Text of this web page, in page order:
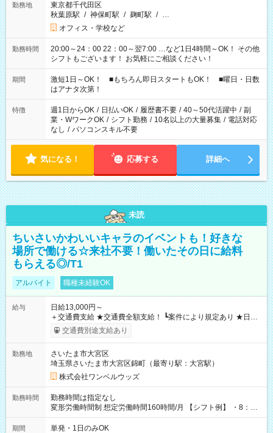
勤務地
東京都千代田区
秋葉原駅 / 神保町駅 / 麹町駅 / …
オフィス・学校など
勤務時間
20:00～24：00 22：00～翌7:00 …など1日4時間～OK！ その他
シフトもございます！ お気軽にご相談ください！
期間
激短1日～OK！ ■もちろん即日スタートもOK！ ■曜日・日数
はアナタ次第！
特徴 週1日からOK / 日払いOK / 履歴書不要 / 40～50代活躍中 / 副
業・WワークOK / シフト勤務 / 10名以上の大量募集 / 電話対応
なし / パソコンスキル不要
気になる！ 応募する 詳細へ
未読
ちいさいかわいいキャラのイベントも！好きな
場所で働ける☆来社不要！働いたその日に給料
もらえる◎/T1
アルバイト 職種未経験OK
給与
日給13,000円～
＋交通費支給 ★交通費全額支給！ ┗案件により規定あり ★日払
いOK！（規定あり） ┗働いたその日に現金GET♪ お仕事後はコ
ンビニATMから 日払い分を引き落とせます！ 【試用期間】試
交通費別途支給あり
勤務地
さいたま市大宮区
埼玉県さいたま市大宮区錦町（最寄り駅：大宮駅）
株式会社ワンベルウッズ
勤務時間
勤務時間は指定なし
変形労働時間制 想定労働時間160時間/月 【シフト例】 ・8：00
～21：00
期間 単発・1日のみOK